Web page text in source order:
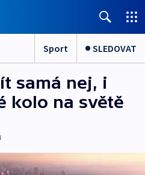
Sport SLEDOVAT
samá nej, i
kolo na světě